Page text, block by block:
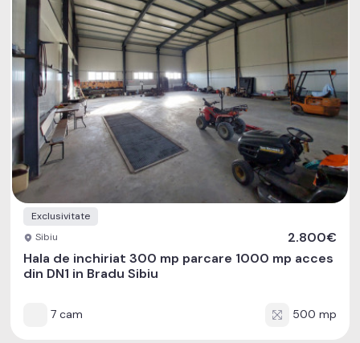
Exclusivitate
Sibiu
2.800€
Hala de inchiriat 300 mp parcare 1000 mp acces
din DN1 in Bradu Sibiu
7 cam 500 mp